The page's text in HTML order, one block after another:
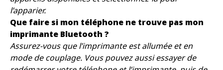
l’apparier.
Que faire si mon téléphone ne trouve pas mon
imprimante Bluetooth ?
Assurez-vous que l’imprimante est allumée et en
mode de couplage. Vous pouvez aussi essayer de